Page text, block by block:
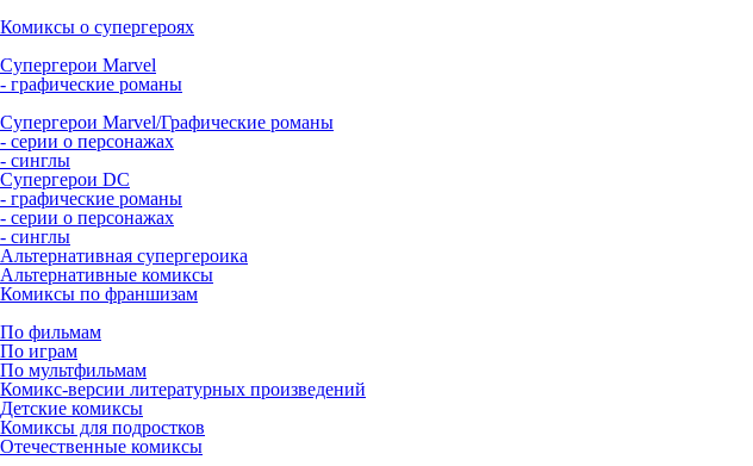
Комиксы о супергероях
Супергерои Marvel
- графические романы
Супергерои Marvel/Графические романы
- серии о персонажах
- синглы
Супергерои DC
- графические романы
- серии о персонажах
- синглы
Альтернативная супергероика
Альтернативные комиксы
Комиксы по франшизам
По фильмам
По играм
По мультфильмам
Комикс-версии литературных произведений
Детские комиксы
Комиксы для подростков
Отечественные комиксы